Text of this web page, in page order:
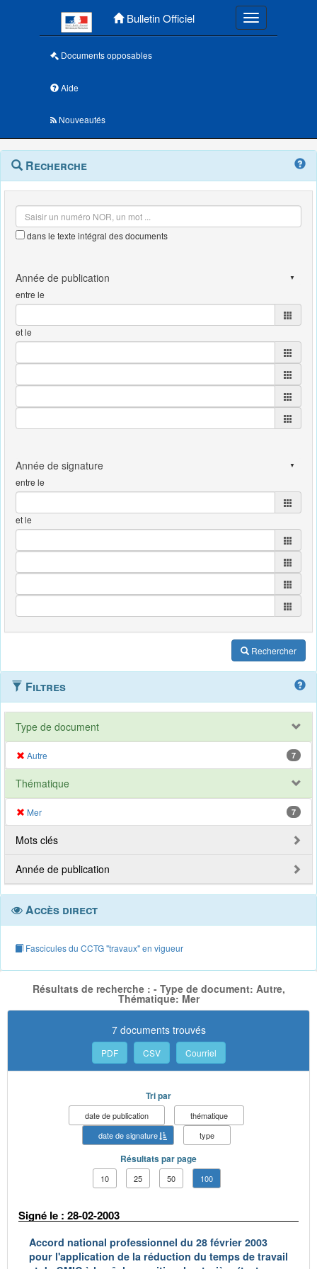
Bulletin Officiel Toggle
Documents opposables
Aide
Nouveautés
Navigation
outils
Menu
contextuel
Recherche
dans le texte intégral des documents
entre le
et le
entre le
et le
Rechercher
Filtres
Type de document
Autre 7
Thématique
Mer 7
Mots clés
Année de publication
Accès direct
Fascicules du CCTG "travaux" en vigueur
Résultats de recherche : - Type de document: Autre,
Thématique: Mer
7 documents trouvés
PDF CSV Courriel
Tri par
date de publication
thématique
date de signature
type
Résultats par page
10 25 50 100
Signé le : 28-02-2003
Accord national professionnel du 28 février 2003
pour l'application de la réduction du temps de travail